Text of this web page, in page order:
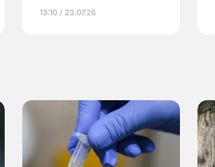
по ОМС!
13:10 / 23.07.26